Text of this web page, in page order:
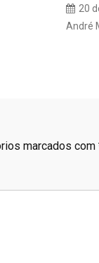
20
André
marcados com